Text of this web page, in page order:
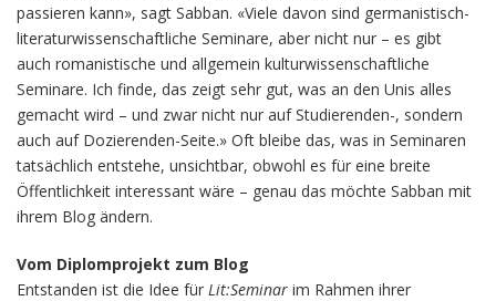
passieren kann», sagt Sabban. «Viele davon sind germanistisch-
literaturwissenschaftliche Seminare, aber nicht nur – es gibt
auch romanistische und allgemein kulturwissenschaftliche
Seminare. Ich finde, das zeigt sehr gut, was an den Unis alles
gemacht wird – und zwar nicht nur auf Studierenden-, sondern
auch auf Dozierenden-Seite.» Oft bleibe das, was in Seminaren
tatsächlich entstehe, unsichtbar, obwohl es für eine breite
Öffentlichkeit interessant wäre – genau das möchte Sabban mit
ihrem Blog ändern.
Vom Diplomprojekt zum Blog
Entstanden ist die Idee für Lit:Seminar im Rahmen ihrer